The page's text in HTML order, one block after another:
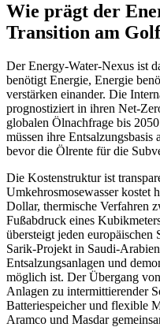
Wie prägt der
Transition am
Der Energy-Water-Nexus ist
benötigt Energie, Energie
verstärken einander. Die
prognostiziert in ihren Net-
globalen Ölnachfrage bis
müssen ihre Entsalzungsbasis
bevor die Ölrente für die
Die Kostenstruktur ist
Umkehrosmosewasser kostet
Dollar, thermische Verfahren
Fußabdruck eines
übersteigt jeden europäischen
Sarik-Projekt in Saudi-
Entsalzungsanlagen und
möglich ist. Der Übergang
Anlagen zu intermittierender
Batteriespeicher und flexible
Aramco und Masdar